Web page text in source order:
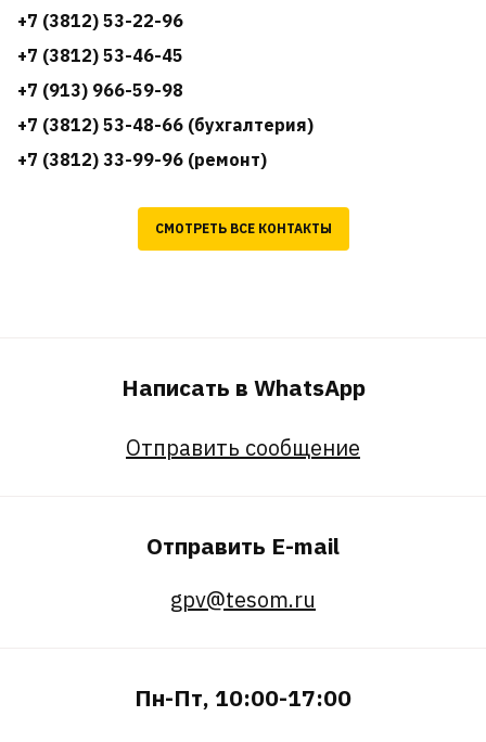
+7 (3812) 53-22-96
+7 (3812) 53-46-45
+7 (913) 966-59-98
+7 (3812) 53-48-66 (бухгалтерия)
+7 (3812) 33-99-96 (ремонт)
СМОТРЕТЬ ВСЕ КОНТАКТЫ
Написать в WhatsApp
Отправить сообщение
Отправить E-mail
gpv@tesom.ru
Пн-Пт, 10:00-17:00